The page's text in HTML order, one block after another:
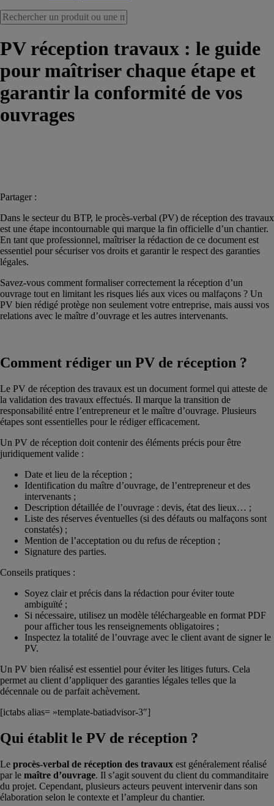
PV réception travaux : le guide
pour maîtriser chaque étape et
garantir la conformité de vos
ouvrages
Partager :
Dans le secteur du BTP, le procès-verbal (PV) de réception des travaux
est une étape incontournable qui marque la fin officielle d’un chantier.
En tant que professionnel, maîtriser la rédaction de ce document est
essentiel pour sécuriser vos droits et garantir le respect des garanties
légales.
Savez-vous comment formaliser correctement la réception d’un
ouvrage tout en limitant les risques liés aux vices ou malfaçons ? Un
PV bien rédigé protège non seulement votre entreprise, mais aussi vos
relations avec le maître d’ouvrage et les autres intervenants.
Comment rédiger un PV de réception ?
Le PV de réception des travaux est un document formel qui atteste de
la validation des travaux effectués. Il marque la transition de
responsabilité entre l’entrepreneur et le maître d’ouvrage. Plusieurs
étapes sont essentielles pour le rédiger efficacement.
Un PV de réception doit contenir des éléments précis pour être
juridiquement valide :
Date et lieu de la réception ;
Identification du maître d’ouvrage, de l’entrepreneur et des
intervenants ;
Description détaillée de l’ouvrage : devis, état des lieux… ;
Liste des réserves éventuelles (si des défauts ou malfaçons sont
constatés) ;
Mention de l’acceptation ou du refus de réception ;
Signature des parties.
Conseils pratiques :
Soyez clair et précis dans la rédaction pour éviter toute
ambiguïté ;
Si nécessaire, utilisez un modèle téléchargeable en format PDF
pour afficher tous les renseignements obligatoires ;
Inspectez la totalité de l’ouvrage avec le client avant de signer le
PV.
Un PV bien réalisé est essentiel pour éviter les litiges futurs. Cela
permet au client d’appliquer des garanties légales telles que la
décennale ou de parfait achèvement.
[ictabs alias= »template-batiadvisor-3″]
Qui établit le PV de réception ?
Le procès-verbal de réception des travaux est généralement réalisé
par le maître d’ouvrage. Il s’agit souvent du client du commanditaire
du projet. Cependant, plusieurs acteurs peuvent intervenir dans son
élaboration selon le contexte et l’ampleur du chantier.